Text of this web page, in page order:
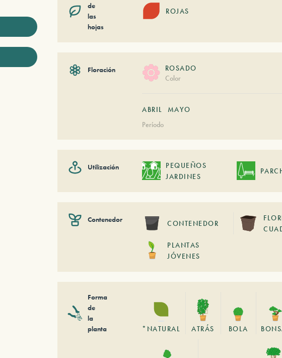
de
las
hojas
ROJAS
Floración
ROSADO
Color
ABRIL
MAYO
Período
Utilización
PEQUEÑOS
JARDINES
Contenedor CONTENEDOR
PLANTAS
JÓVENES
Forma
de
la
planta
*NATURAL ATRÁS BOLA